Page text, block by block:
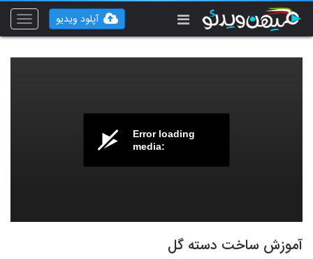
Toggle
آپلود ویدیو
Error loading
media:
آموزش ساخت دسته گل